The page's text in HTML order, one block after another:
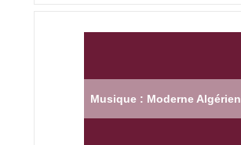
Musique : Moderne Algérien